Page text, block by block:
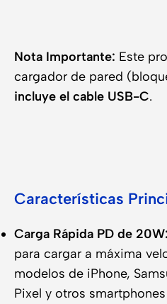
Nota Importante: Este
cargador de pared
incluye el cable USB-C.
Características
Carga Rápida PD de 20W:
para cargar a máxima
modelos de iPhone,
Pixel y otros